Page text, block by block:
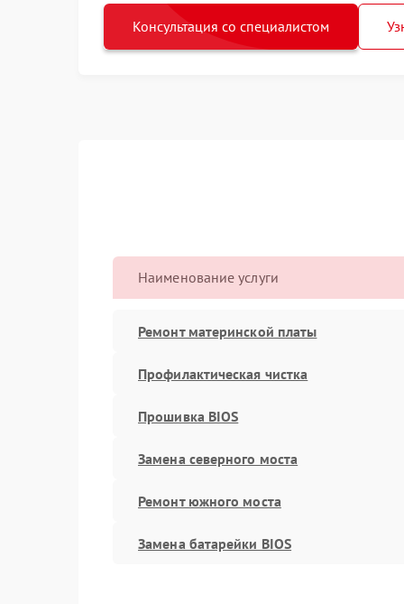
Консультация со специалистом
Наименование услуги
Ремонт материнской платы
Профилактическая чистка
Прошивка BIOS
Замена северного моста
Ремонт южного моста
Замена батарейки BIOS